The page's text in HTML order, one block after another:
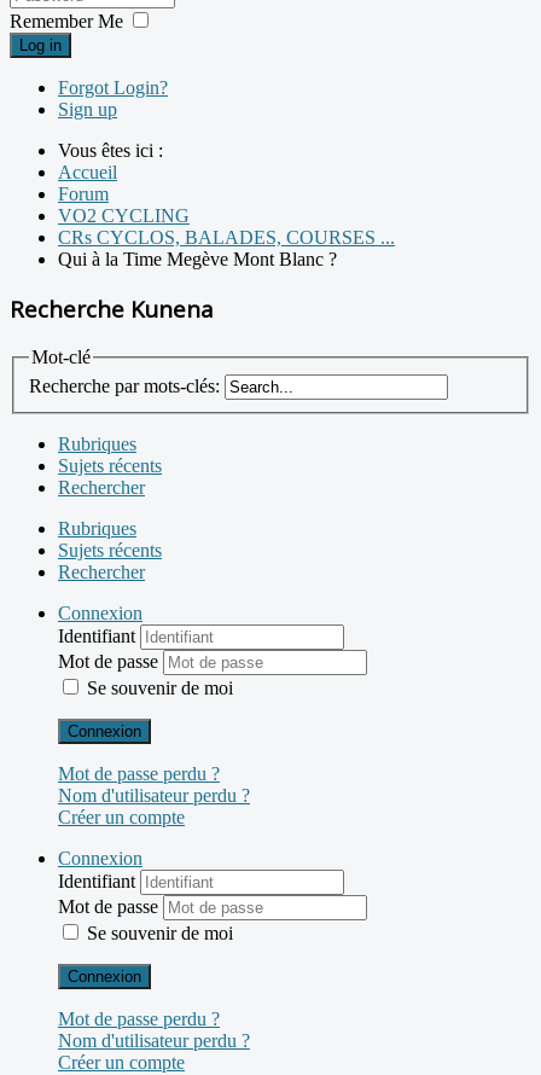
Remember Me
Log in
Forgot Login?
Sign up
Vous êtes ici :
Accueil
Forum
VO2 CYCLING
CRs CYCLOS, BALADES, COURSES ...
Qui à la Time Megève Mont Blanc ?
Recherche Kunena
Mot-clé
Recherche par mots-clés:
Rubriques
Sujets récents
Rechercher
Rubriques
Sujets récents
Rechercher
Connexion
Identifiant
Mot de passe
Se souvenir de moi
Connexion
Mot de passe perdu ?
Nom d'utilisateur perdu ?
Créer un compte
Connexion
Identifiant
Mot de passe
Se souvenir de moi
Connexion
Mot de passe perdu ?
Nom d'utilisateur perdu ?
Créer un compte